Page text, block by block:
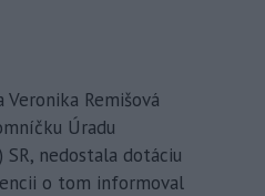
Remišová
Úradu
nedostala dotáciu
o tom informoval